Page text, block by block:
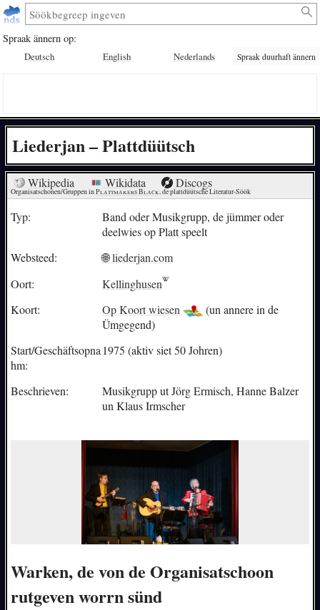
Spraak ännern op:
Deutsch English Nederlands Spraak duurhaft ännern
Liederjan – Plattdüütsch
Wikipedia Wikidata Discogs
Organisatschonen/Gruppen in Plattmakers Black, de plattdüütsche Literatur-Söök
Typ:
Band oder Musikgrupp, de jümmer oder
deelwies op Platt speelt
Websteed:
🌐 liederjan.com
Oort:
Kellinghusen
Koort:
Op Koort wiesen
(un annere in de
Ümgegend)
Start/Geschäftsopna
hm:
1975 (aktiv siet 50 Johren)
Beschrieven:
Musikgrupp ut Jörg Ermisch, Hanne Balzer
un Klaus Irmscher
Warken, de von de Organisatschoon
rutgeven worrn sünd